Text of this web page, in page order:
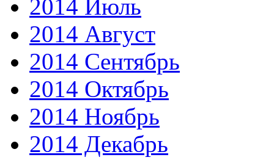
2014 Июль
2014 Август
2014 Сентябрь
2014 Октябрь
2014 Ноябрь
2014 Декабрь